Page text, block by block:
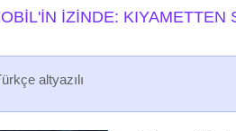
İZINDE: KIYAMETTEN
altyazılı